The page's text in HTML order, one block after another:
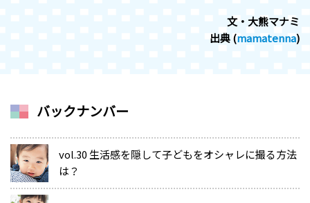
文・大熊マナミ
出典 (mamatenna)
バックナンバー
vol.30 生活感を隠して子どもをオシャレに撮る方法
は？